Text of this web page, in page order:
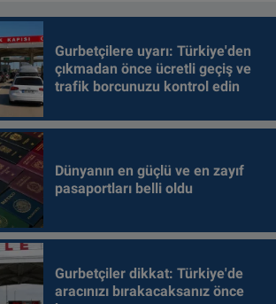
Gurbetçilere uyarı: Türkiye'den
çıkmadan önce ücretli geçiş ve
trafik borcunuzu kontrol edin
Dünyanın en güçlü ve en zayıf
pasaportları belli oldu
Gurbetçiler dikkat: Türkiye'de
aracınızı bırakacaksanız önce